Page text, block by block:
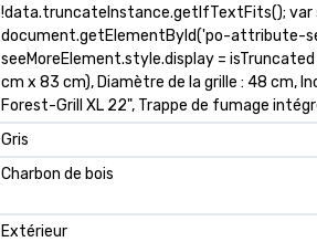
!data.truncateInstance.getIfTextFits(); var
document.getElementById('po-attribute-
seeMoreElement.style.display =
cm x 83 cm), Diamètre de la grille : 48 cm,
Forest-Grill XL 22", Trappe de fumage
Gris
Charbon de bois
Extérieur